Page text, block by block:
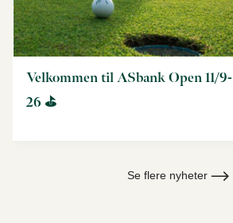
Velkommen til ASbank Open 11/9-
26 ⛳
Se flere nyheter